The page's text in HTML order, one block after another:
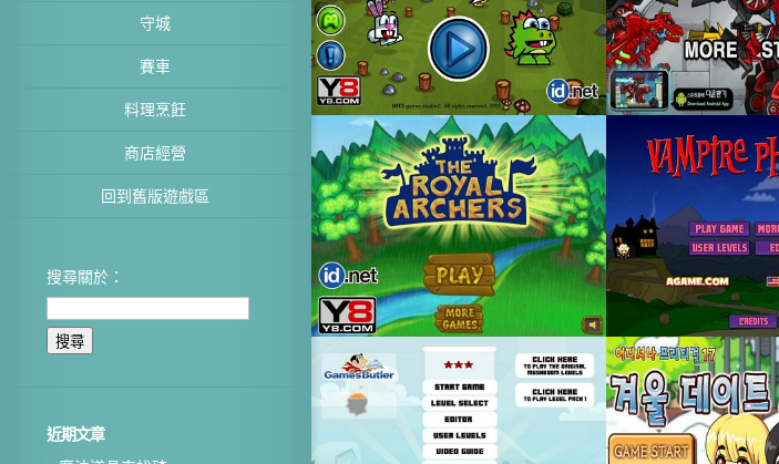
守城
賽車
料理烹飪
商店經營
回到舊版遊戲區
搜尋關於：
近期文章